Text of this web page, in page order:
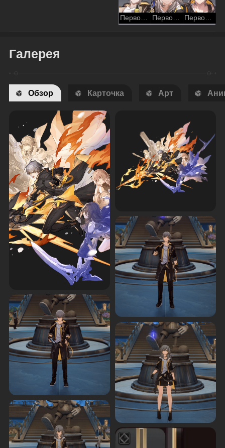
Первопроходец (Разрушение) Первопроходец (Гармония) Первопроходец (Память)
Галерея
Обзор Карточка Арт